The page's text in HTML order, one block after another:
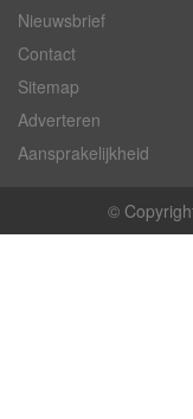
Nieuwsbrief
Contact
Sitemap
Adverteren
Aansprakelijkheid
©